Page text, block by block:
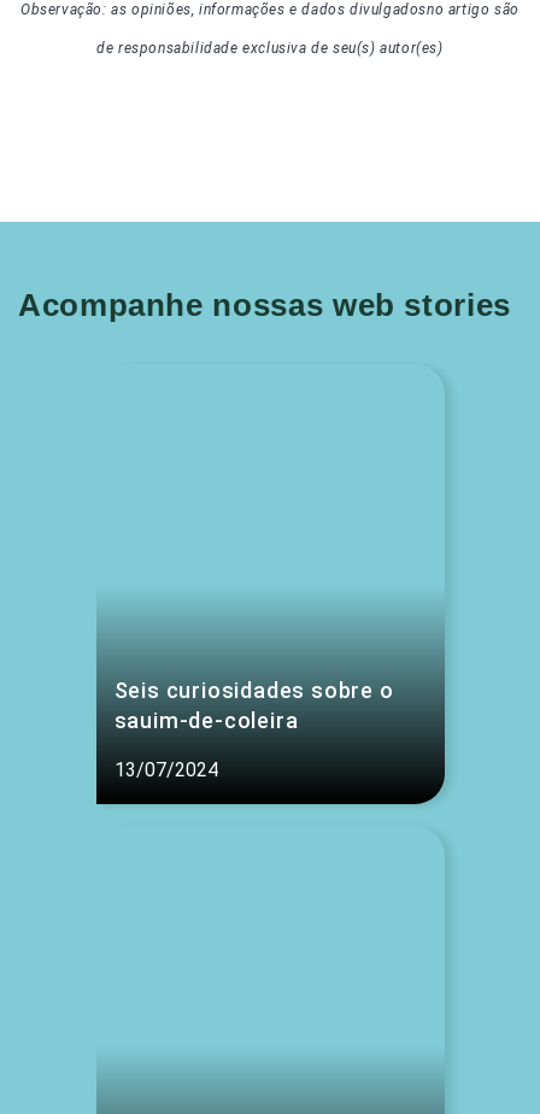
Observação: as opiniões, informações e dados divulgadosno artigosão
de responsabilidade exclusiva de seu(s) autor(es)
Acompanhe nossas web stories
Seis curiosidades sobre o
sauim-de-coleira
13/07/2024